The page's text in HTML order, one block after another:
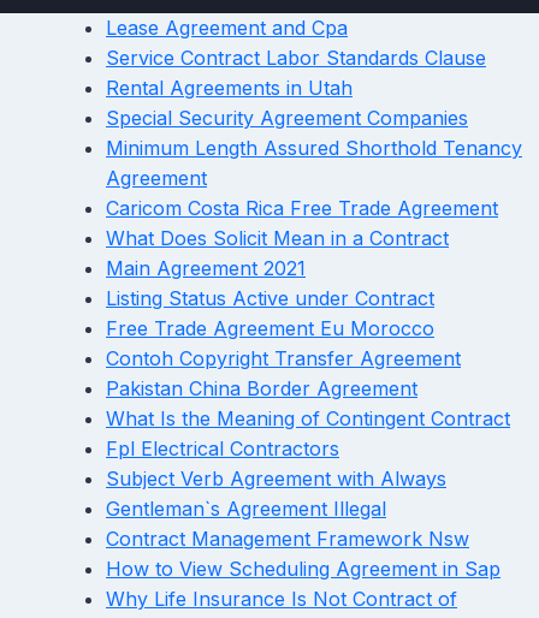
Lease Agreement and Cpa
Service Contract Labor Standards Clause
Rental Agreements in Utah
Special Security Agreement Companies
Minimum Length Assured Shorthold Tenancy
Agreement
Caricom Costa Rica Free Trade Agreement
What Does Solicit Mean in a Contract
Main Agreement 2021
Listing Status Active under Contract
Free Trade Agreement Eu Morocco
Contoh Copyright Transfer Agreement
Pakistan China Border Agreement
What Is the Meaning of Contingent Contract
Fpl Electrical Contractors
Subject Verb Agreement with Always
Gentleman`s Agreement Illegal
Contract Management Framework Nsw
How to View Scheduling Agreement in Sap
Why Life Insurance Is Not Contract of